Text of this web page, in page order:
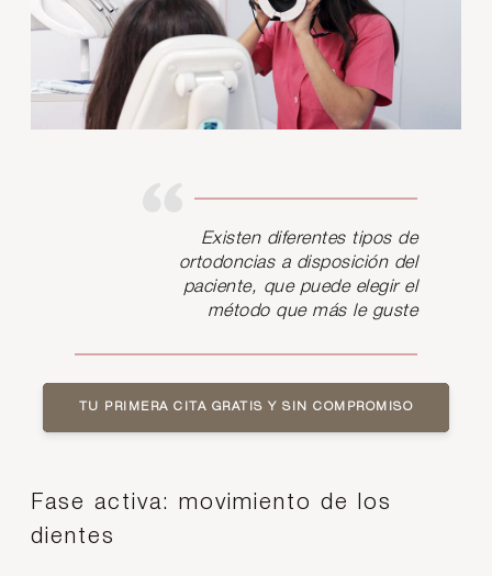
Existen diferentes tipos de
ortodoncias a disposición del
paciente, que puede elegir el
método que más le guste
TU PRIMERA CITA GRATIS Y SIN COMPROMISO
Fase activa: movimiento de los
dientes